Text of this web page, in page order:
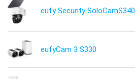
eufy Security SoloCamS340
eufyCam 3 S330